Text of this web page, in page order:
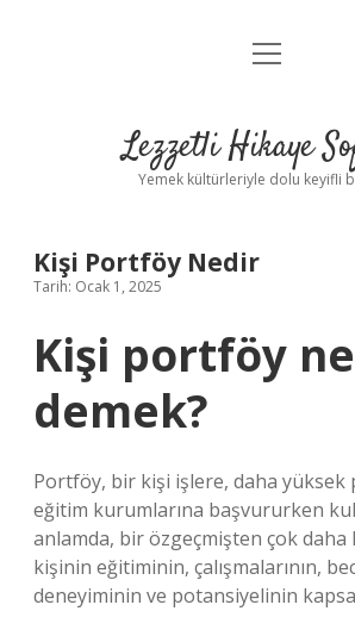
Anasayfa
Yasal Uyarı
menüyü
Lezzetli Hikaye
Yemek kültürleriyle dolu keyifli
Kişi Portföy Nedir
Tarih: Ocak 1, 2025
Kişi portföy ne
demek?
Portföy, bir kişi işlere, daha yüksek
eğitim kurumlarına başvururken
anlamda, bir özgeçmişten çok daha
kişinin eğitiminin, çalışmalarının,
deneyiminin ve potansiyelinin